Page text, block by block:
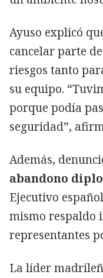
Ayuso explicó
cancelar parte
riesgos tanto
su equipo.
porque podía
seguridad”,
Además,
abandono
Ejecutivo
mismo respaldo
representantes
La líder